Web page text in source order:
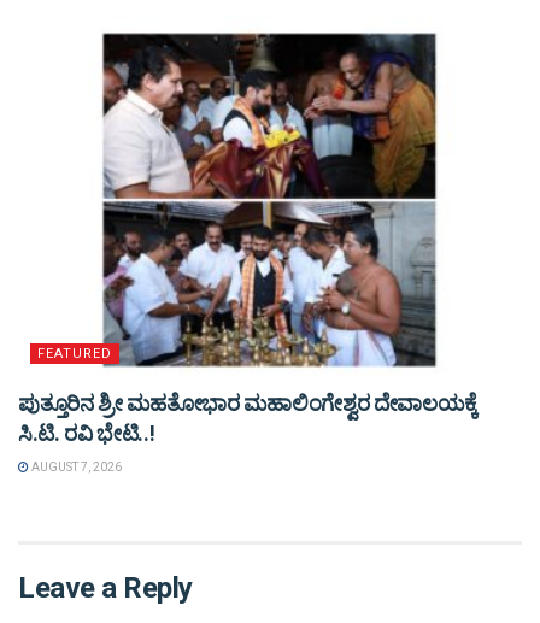
FEATURED
ಪುತ್ತೂರಿನ ಶ್ರೀ ಮಹತೋಭಾರ ಮಹಾಲಿಂಗೇಶ್ವರ ದೇವಾಲಯಕ್ಕೆ
ಸಿ.ಟಿ. ರವಿ ಭೇಟಿ..!
AUGUST 7, 2026
Leave a Reply